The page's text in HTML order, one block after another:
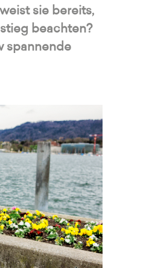
sie bereits,
beachten?
spannende